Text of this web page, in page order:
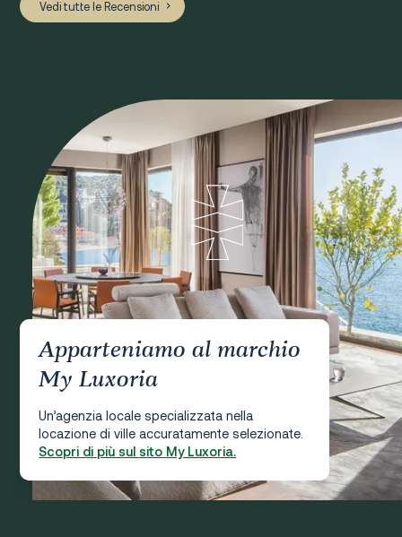
Vedi tutte le Recensioni
Apparteniamo al marchio
My Luxoria
Un’agenzia locale specializzata nella
locazione di ville accuratamente selezionate.
Scopri di più sul sito My Luxoria.